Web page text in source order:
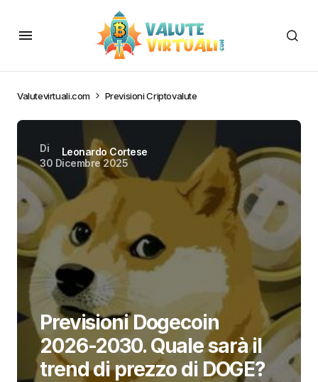
Valutevirtuali.com Previsioni Criptovalute
Di
Leonardo Cortese
30 Dicembre 2025
Previsioni Dogecoin
2026-2030. Quale sarà il
trend di prezzo di DOGE?